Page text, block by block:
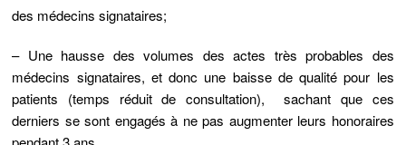
des médecins signataires;
– Une hausse des volumes des actes très probables des
médecins signataires, et donc une baisse de qualité pour les
patients (temps réduit de consultation), sachant que ces
derniers se sont engagés à ne pas augmenter leurs honoraires